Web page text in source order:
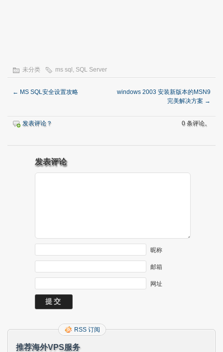
未分类 ms sql , SQL Server
← MS SQL安全设置攻略
windows 2003 安装新版本的MSN9
完美解决方案 →
发表评论？ 0 条评论。
发表评论
昵称
邮箱
网址
RSS 订阅
推荐海外VPS服务